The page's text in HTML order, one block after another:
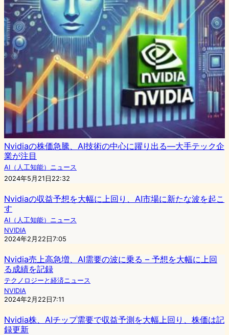
Nvidiaの株価急騰、AI技術の中心に躍り出る—大手テック企
業が注目
AI（人工知能）ニュース
2024年5月21日22:32
Nvidiaの収益予想を大幅に上回り、AI市場に新たな波を起こ
す
AI（人工知能）ニュース
NVIDIA
2024年2月22日7:05
Nvidia売上高急増、AI需要の波に乗る – 予想を大幅に上回
る成績を記録
テクノロジーと経済ニュース
NVIDIA
2024年2月22日7:11
Nvidia株、AIチップ需要で収益予測を大幅上回り、株価は記
録更新